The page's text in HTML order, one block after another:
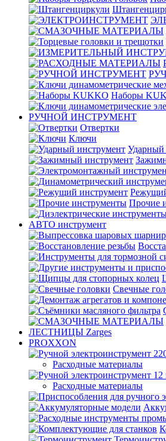
Наборы
РУЧНОЙ ИНСТРУМЕНТ
Отвертки
Ключи
Ударный
Прочие
АВТО инструмент
Свечные
ЛЕСТНИЦЫ Zarges
PROXXON
Расходные материалы
Расходные материалы